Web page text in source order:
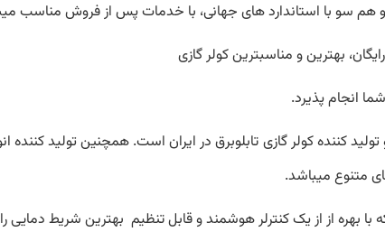
هم سو با استاندارد های جهانی، با خدمات پس از فروش مناسب
بهترین و مناسبترین کولر گازی
انجام پذیرد.
کننده کولر گازی تابلوبرق در ایران است. همچنین تولید کننده
متنوع میباشد.
بهره از از یک کنترلر هوشمند و قابل تنظیم بهترین شریط